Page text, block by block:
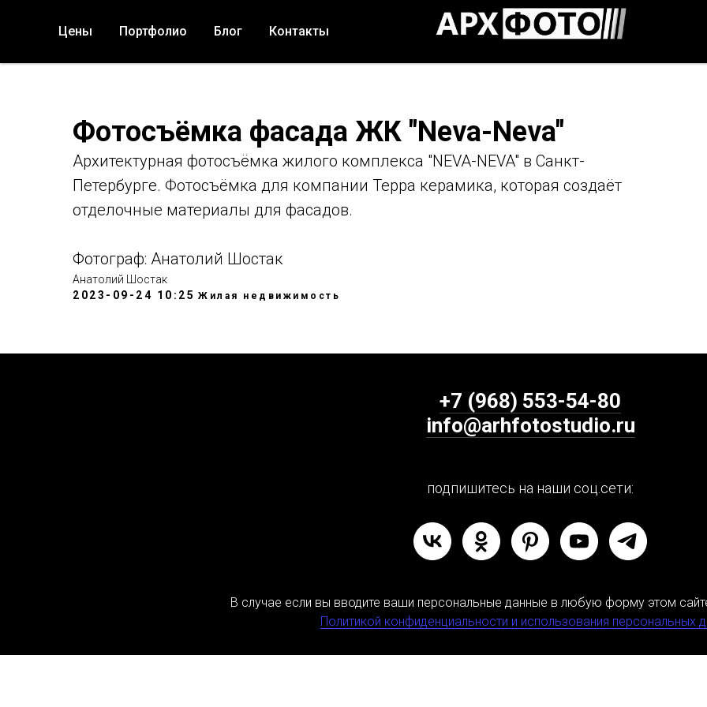
Цены Портфолио Блог Контакты
Фотосъёмка фасада ЖК "Neva-Neva"
Архитектурная фотосъёмка жилого комплекса "NEVA-NEVA" в Санкт-
Петербурге. Фотосъёмка для компании Терра керамика, которая создаёт
отделочные материалы для фасадов.
Фотограф: Анатолий Шостак
Анатолий Шостак
2023-09-24 10:25 Жилая недвижимость
+7 (968) 553-54-80
info@arhfotostudio.ru
подпишитесь на наши соц.сети:
В случае если вы вводите ваши персональные данные в любую форму этом
Политикой конфиденциальности и использования персональных